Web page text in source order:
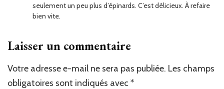
seulement un peu plus d’épinards. C’est délicieux. À refaire
bien vite.
Laisser un commentaire
Votre adresse e-mail ne sera pas publiée. Les champs
obligatoires sont indiqués avec *